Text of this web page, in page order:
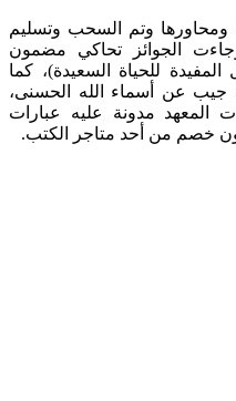
ومحاورها وتم السحب وتسليم
الجوائز تحاكي مضمون
للحياة السعيدة)، كما
عن أسماء الله الحسنى،
المعهد مدونة عليه عبارات
خصم من أحد متاجر الكتب.​